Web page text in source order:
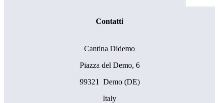
Contatti
Cantina Didemo
Piazza del Demo, 6
99321 Demo (DE)
Italy